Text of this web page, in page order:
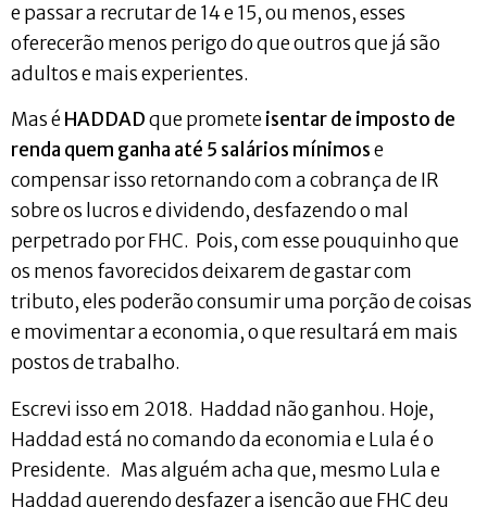
e passar a recrutar de 14 e 15, ou menos, esses
oferecerão menos perigo do que outros que já são
adultos e mais experientes.
Mas éHADDADque prometeisentar de imposto de
renda quem ganha até 5 salários mínimose
compensar isso retornando com a cobrança de IR
sobre os lucros e dividendo, desfazendo o mal
perpetrado por FHC. Pois, com esse pouquinho que
os menos favorecidos deixarem de gastar com
tributo, eles poderão consumir uma porção de coisas
e movimentar a economia, o que resultará em mais
postos de trabalho.
Escrevi isso em 2018. Haddad não ganhou. Hoje,
Haddad está no comando da economia e Lula é o
Presidente. Mas alguém acha que, mesmo Lula e
Haddad querendo desfazer a isenção que FHC deu